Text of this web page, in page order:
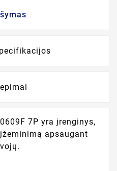
7P yra įrenginys,
apsaugant